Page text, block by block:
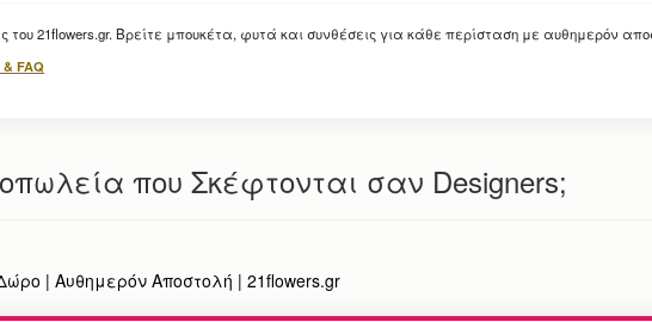
του 21flowers.gr. Βρείτε μπουκέτα, φυτά και συνθέσεις για κάθε περίσταση με αυθημερόν
FAQ
που Σκέφτονται σαν Designers;
| Αυθημερόν Αποστολή | 21flowers.gr